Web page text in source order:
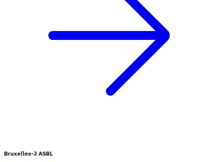
Bruxelles-J ASBL